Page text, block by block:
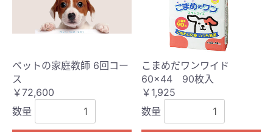
ペットの家庭教師 6回コー
ス
￥72,600
数量
こまめだワンワイド
60×44 90枚入
￥1,925
数量